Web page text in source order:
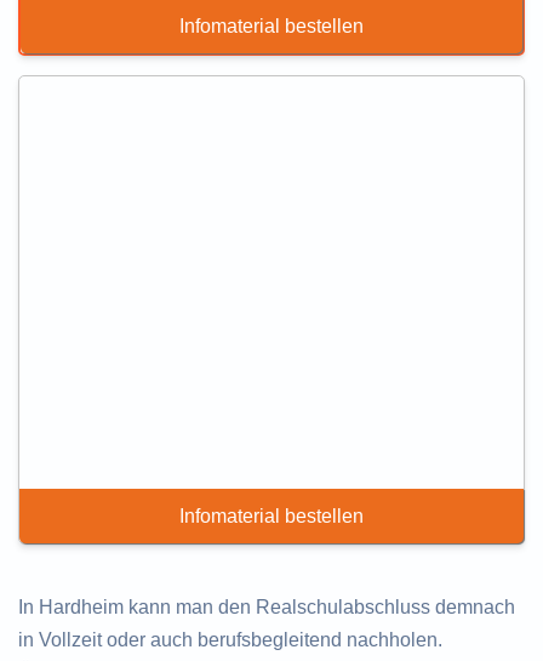
Infomaterial bestellen
Infomaterial bestellen
In Hardheim kann man den Realschulabschluss demnach
in Vollzeit oder auch berufsbegleitend nachholen.